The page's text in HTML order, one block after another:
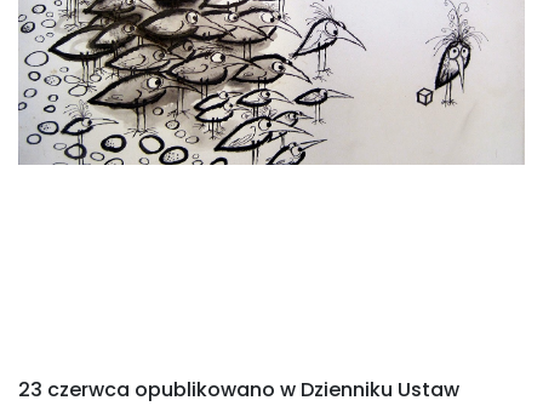
23 czerwca opublikowano w Dzienniku Ustaw